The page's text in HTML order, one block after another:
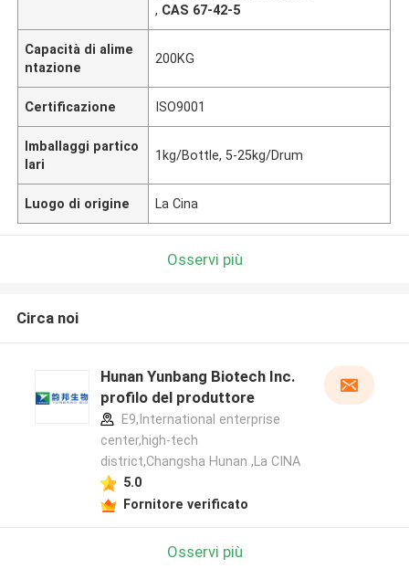
, CAS 67-42-5
Capacità di alime
ntazione
200KG
Certificazione ISO9001
Imballaggi partico
lari
1kg/Bottle, 5-25kg/Drum
Luogo di origine La Cina
Osservi più
Circa noi
Hunan Yunbang Biotech Inc.
profilo del produttore
E9,International enterprise
center,high-tech
district,Changsha Hunan ,La CINA
5.0
Fornitore verificato
Osservi più